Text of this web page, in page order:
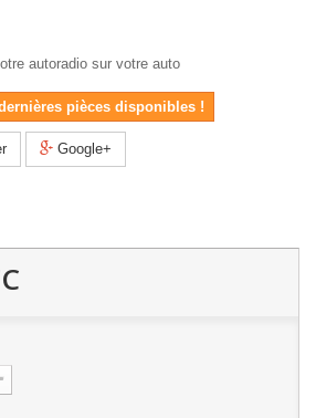
autoradio sur votre auto
pièces disponibles !
Google+